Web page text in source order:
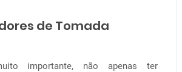
de Tomada
importante, não apenas ter